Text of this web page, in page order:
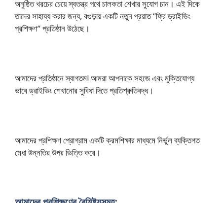
অনুষ্ঠিত খরচের চেয়ে স্বতন্ত্র পথে চালকতা শেখার সুযোগ চান। এই দিকে
তাদের সাহায্য করার জন্য, বগুড়ায় একটি নতুন প্রয়াত “ফ্রি ড্রাইভিং
প্রশিক্ষণ” প্রতিষ্ঠান উঠেছে।
আমাদের প্রতিষ্ঠানে স্বাগতম! আমরা আপনাকে সহজে এবং মুক্তিযোগ্য
ভাবে ড্রাইভিং শেখানোর সুবিধা দিতে প্রতিশ্রুতিবদ্ধ।
আমাদের প্রশিক্ষণ প্রোগ্রাম একটি ক্রমশিক্ষার মাধ্যমে নির্ভুল ব্যক্তিগত
মেধা উন্নতির উপর ভিত্তি করে।